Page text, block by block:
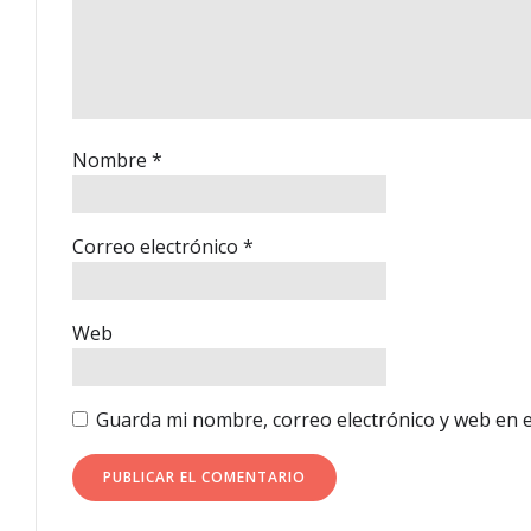
Nombre *
Correo electrónico *
Web
Guarda mi nombre, correo electrónico y web en